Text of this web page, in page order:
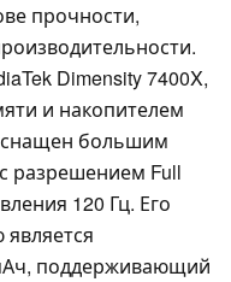
прочности,
Dimensity 7400X,
и накопителем
большим
разрешением Full
120 Гц. Его
поддерживающий